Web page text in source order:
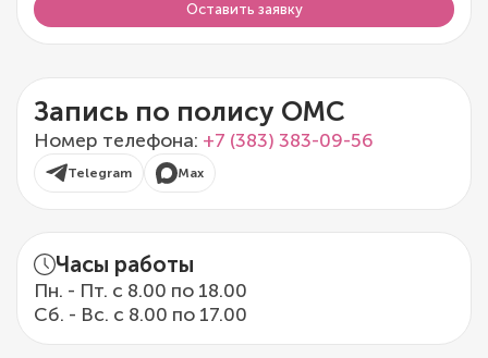
Оставить заявку
Запись по полису ОМС
Номер телефона: +7 (383) 383-09-56
Telegram Max
Часы работы
Пн. - Пт. с 8.00 по 18.00
Сб. - Вс. с 8.00 по 17.00